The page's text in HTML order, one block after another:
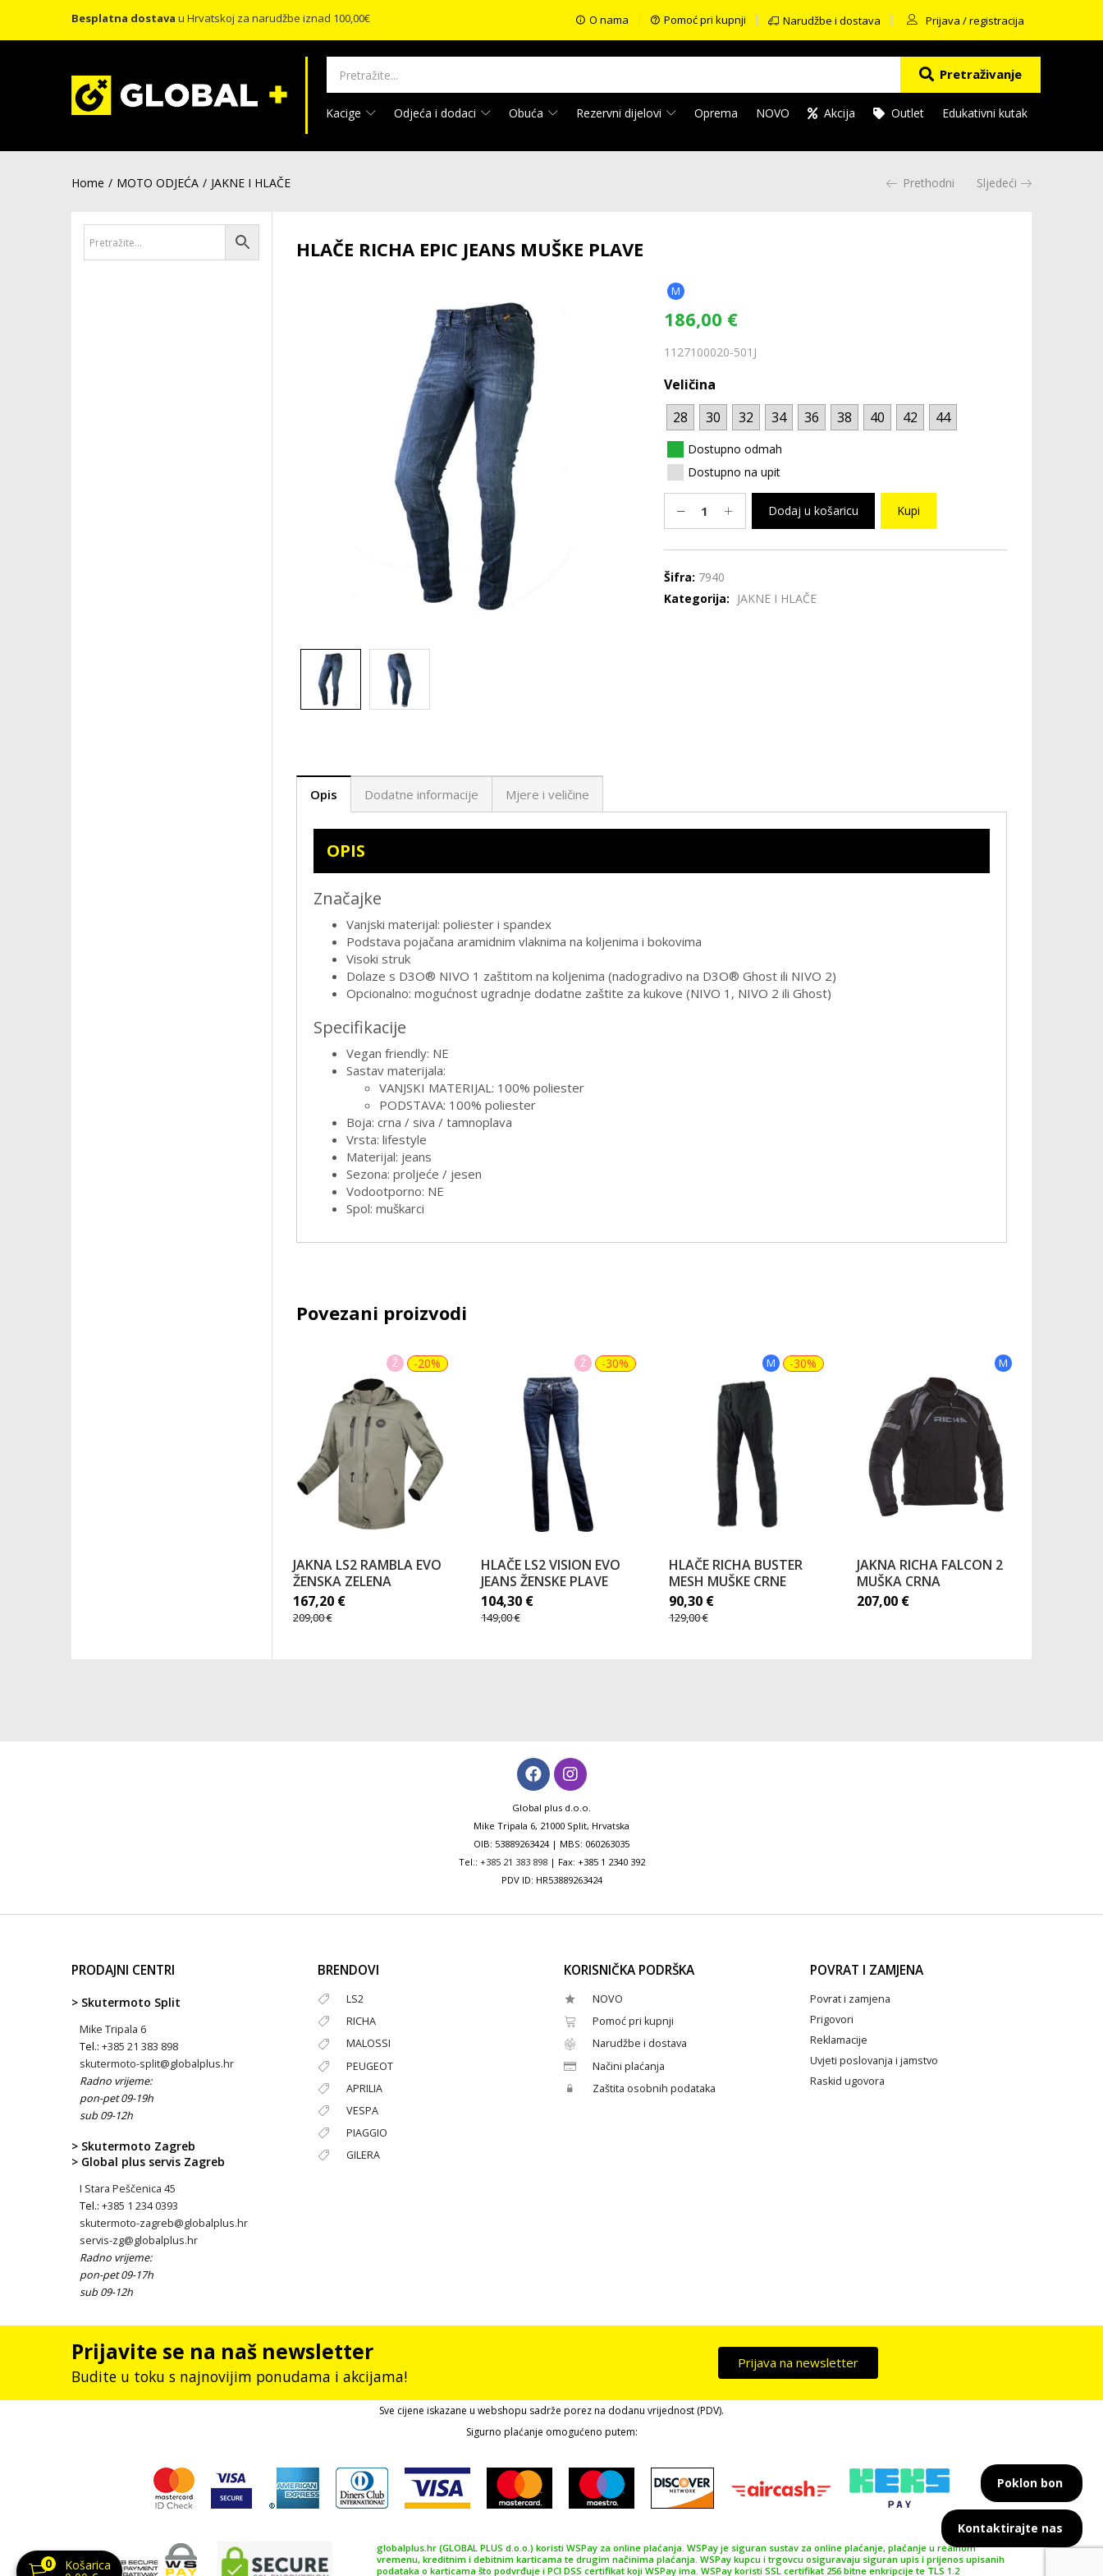
Besplatna dostava u Hrvatskoj za narudžbe iznad 100,00€ O nama Pomoć pri kupnji Narudžbe i dostava Prijava / registracija
Pretraživanje
Kacige Odjeća i dodaci Obuća Rezervni dijelovi Oprema NOVO Akcija Outlet Edukativni kutak
0 Košarica
Home MOTO ODJEĆA JAKNE I HLAČE Prethodni Sljedeći
HLAČE RICHA EPIC JEANS MUŠKE PLAVE
M
186,00 €
1127100020-501J
Veličina
28
30 32 34 36 38 40 42 44
Dostupno odmah
Dostupno na upit
Dodaj u košaricu Kupi
Šifra: 7940
Kategorija:
JAKNE I HLAČE
Opis Dodatne informacije Mjere i veličine
OPIS
Značajke
Vanjski materijal: poliester i spandex
Podstava pojačana aramidnim vlaknima na koljenima i bokovima
Visoki struk
Dolaze s D3O® NIVO 1 zaštitom na koljenima (nadogradivo na D3O® Ghost ili NIVO 2)
Opcionalno: mogućnost ugradnje dodatne zaštite za kukove (NIVO 1, NIVO 2 ili Ghost)
Specifikacije
Vegan friendly: NE
Sastav materijala:
VANJSKI MATERIJAL: 100% poliester
PODSTAVA: 100% poliester
Boja: crna / siva / tamnoplava
Vrsta: lifestyle
Materijal: jeans
Sezona: proljeće / jesen
Vodootporno: NE
Spol: muškarci
Povezani proizvodi
Ž -20%
JAKNA LS2 RAMBLA EVO
ŽENSKA ZELENA
167,20 €
209,00€
Ž -30%
HLAČE LS2 VISION EVO
JEANS ŽENSKE PLAVE
104,30 €
149,00€
M -30%
HLAČE RICHA BUSTER
MESH MUŠKE CRNE
90,30 €
129,00€
M
JAKNA RICHA FALCON 2
MUŠKA CRNA
207,00 €
Global plus d.o.o.
Mike Tripala 6, 21000 Split, Hrvatska
OIB: 53889263424 | MBS: 060263035
Tel.: +385 21 383 898| Fax: +385 1 2340 392
PDV ID: HR53889263424
PRODAJNI CENTRI
> Skutermoto Split
Mike Tripala 6
Tel.: +385 21 383 898
skutermoto-split@globalplus.hr
Radno vrijeme:
pon-pet 09-19h
sub 09-12h
> Skutermoto Zagreb
> Global plus servis Zagreb
I Stara Peščenica 45
Tel.: +385 1 234 0393
skutermoto-zagreb@globalplus.hr
servis-zg@globalplus.hr
Radno vrijeme:
pon-pet 09-17h
sub 09-12h
BRENDOVI
LS2
RICHA
MALOSSI
PEUGEOT
APRILIA
VESPA
PIAGGIO
GILERA
KORISNIČKA PODRŠKA
NOVO
Pomoć pri kupnji
Narudžbe i dostava
Načini plaćanja
Zaštita osobnih podataka
POVRAT I ZAMJENA
Povrat i zamjena
Prigovori
Reklamacije
Uvjeti poslovanja i jamstvo
Raskid ugovora
Prijavite se na naš newsletter
Budite u toku s najnovijim ponudama i akcijama!
Prijava na newsletter
Sve cijene iskazane u webshopu sadrže porez na dodanu vrijednost (PDV).
Sigurno plaćanje omogućeno putem:
globalplus.hr (GLOBAL PLUS d.o.o.) koristi WSPay za online plaćanja. WSPay je siguran sustav za online plaćanje, plaćanje u realnom
vremenu, kreditnim i debitnim karticama te drugim načinima plaćanja. WSPay kupcu i trgovcu osiguravaju siguran upis i prijenos upisanih
podataka o karticama što podvrđuje i PCI DSS certifikat koji WSPay ima. WSPay koristi SSL certifikat 256 bitne enkripcije te TLS 1.2
Kontaktirajte nas
Poklon bon